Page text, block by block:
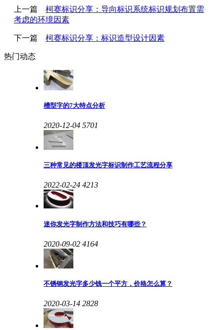
上一篇 柯赛标识分享：导向标识系统标识规划布置需
考虑的环境因素
下一篇 柯赛标识分享：标识造型设计因素
热门动态
槽型字的7大特点分析
2020-12-04 5701
三种常见的楼顶发光字标识制作工艺流程分享
2022-02-24 4213
迷你发光字制作方法和技巧有哪些？
2020-09-02 4164
不锈钢发光字多少钱一个平方，价格怎么算？
2020-03-14 2828